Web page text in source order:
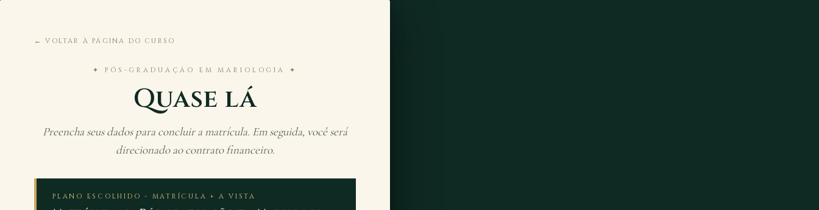
← VOLTAR À PÁGINA DO CURSO
✦ PÓS-GRADUAÇÃO EM MARIOLOGIA ✦
Quase lá
Preencha seus dados para concluir a matrícula. Em seguida, você será
direcionado ao contrato financeiro.
PLANO ESCOLHIDO - MATRÍCULA + A VISTA